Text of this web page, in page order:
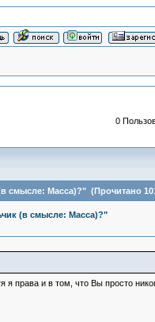
0
смысле: Масса)?" (Прочитано
(в смысле: Масса)?"
я права и в том, что Вы просто